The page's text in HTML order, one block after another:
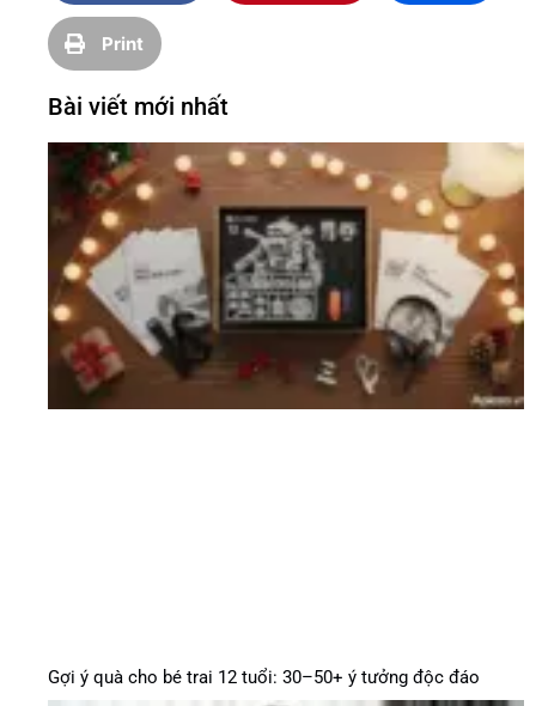
Print
Bài viết mới nhất
Gợi ý quà cho bé trai 12 tuổi: 30–50+ ý tưởng độc đáo